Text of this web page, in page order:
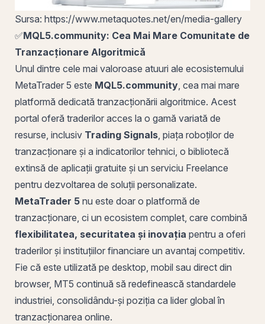
Sursa: https://www.metaquotes.net/en/media-gallery
✅MQL5.community: Cea Mai Mare Comunitate de
Tranzacționare Algoritmică
Unul dintre cele mai valoroase atuuri ale ecosistemului
MetaTrader 5 este MQL5.community, cea mai mare
platformă dedicată tranzacționării algoritmice. Acest
portal oferă traderilor acces la o gamă variată de
resurse, inclusiv Trading Signals, piața roboților de
tranzacționare și a indicatorilor tehnici, o bibliotecă
extinsă de aplicații gratuite și un serviciu Freelance
pentru dezvoltarea de soluții personalizate.
MetaTrader 5 nu este doar o platformă de
tranzacționare, ci un ecosistem complet, care combină
flexibilitatea, securitatea și inovația pentru a oferi
traderilor și instituțiilor financiare un avantaj competitiv.
Fie că este utilizată pe desktop, mobil sau direct din
browser, MT5 continuă să redefinească standardele
industriei, consolidându-și poziția ca lider global în
tranzacționarea online.